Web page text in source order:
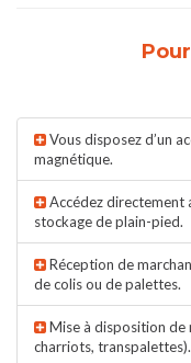
Vous disposez d’un
magnétique.
Accédez directement
stockage de plain-pied.
Réception de
de colis ou de palettes.
Mise à disposition de
charriots, transpalettes).